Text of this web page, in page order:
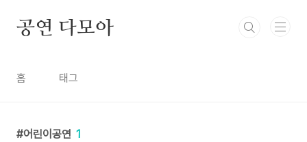
공연 다모아
홈 태그
어린이공연 1